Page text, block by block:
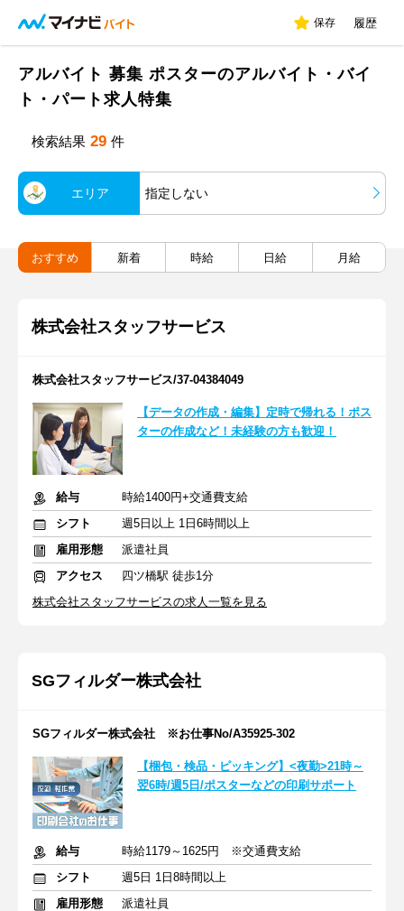
保存 履歴
アルバイト 募集 ポスターのアルバイト・バイ
ト・パート求人特集
検索結果 29 件
エリア 指定しない
おすすめ 新着 時給 日給 月給
株式会社スタッフサービス
株式会社スタッフサービス/37-04384049
【データの作成・編集】定時で帰れる！ポス
ターの作成など！未経験の方も歓迎！
給与
時給1400円+交通費支給
シフト
週5日以上 1日6時間以上
雇用形態
派遣社員
アクセス
四ツ橋駅 徒歩1分
株式会社スタッフサービスの求人一覧を見る
SGフィルダー株式会社
SGフィルダー株式会社 ※お仕事No/A35925-302
【梱包・検品・ピッキング】<夜勤>21時～
翌6時/週5日/ポスターなどの印刷サポート
給与
時給1179～1625円 ※交通費支給
シフト
週5日 1日8時間以上
雇用形態
派遣社員